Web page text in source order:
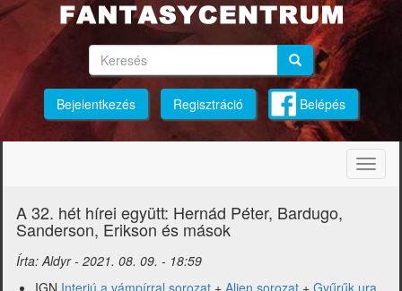
Ugrás
tartalomra
Keresés Keresés
Bejelentkezés Regisztráció Belépés
A 32. hét hírei együtt: Hernád Péter, Bardugo,
Sanderson, Erikson és mások
Írta:Aldyr- 2021. 08. 09. - 18:59
IGN Interjú a vámpírral sorozat + Alien sorozat + Gyűrűk ura